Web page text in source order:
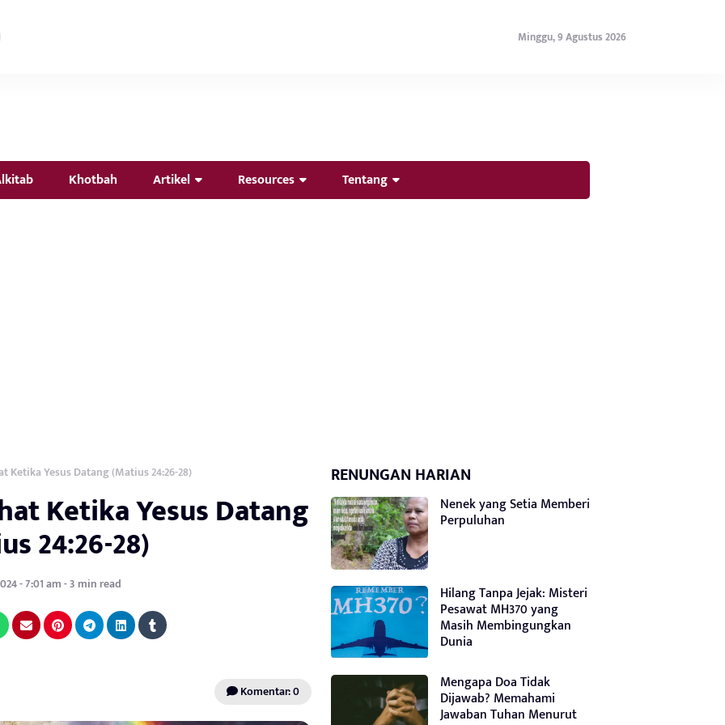
Minggu, 9 Agustus 2026
Khotbah Artikel Resources Tentang
Ketika Yesus Datang (Matius 24:26-28)
Ketika Yesus Datang
24:26-28)
- 7:01 am - 3 min read
Komentar: 0
RENUNGAN HARIAN
Nenek yang Setia Memberi
Perpuluhan
Hilang Tanpa Jejak: Misteri
Pesawat MH370 yang
Masih Membingungkan
Dunia
Mengapa Doa Tidak
Dijawab? Memahami
Jawaban Tuhan Menurut